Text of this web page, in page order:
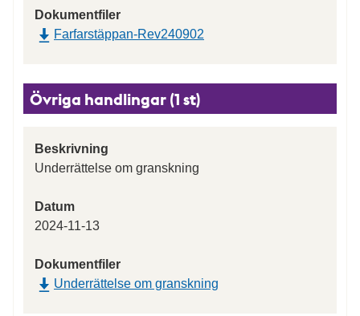
Dokumentfiler
Farfarstäppan-Rev240902
Övriga handlingar (1 st)
Beskrivning
Underrättelse om granskning
Datum
2024-11-13
Dokumentfiler
Underrättelse om granskning